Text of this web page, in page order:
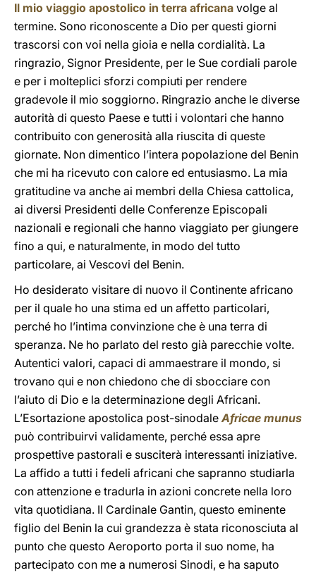
Il mio viaggio apostolico in terra africana volge al
termine. Sono riconoscente a Dio per questi giorni
trascorsi con voi nella gioia e nella cordialità. La
ringrazio, Signor Presidente, per le Sue cordiali parole
e per i molteplici sforzi compiuti per rendere
gradevole il mio soggiorno. Ringrazio anche le diverse
autorità di questo Paese e tutti i volontari che hanno
contribuito con generosità alla riuscita di queste
giornate. Non dimentico l’intera popolazione del Benin
che mi ha ricevuto con calore ed entusiasmo. La mia
gratitudine va anche ai membri della Chiesa cattolica,
ai diversi Presidenti delle Conferenze Episcopali
nazionali e regionali che hanno viaggiato per giungere
fino a qui, e naturalmente, in modo del tutto
particolare, ai Vescovi del Benin.
Ho desiderato visitare di nuovo il Continente africano
per il quale ho una stima ed un affetto particolari,
perché ho l’intima convinzione che è una terra di
speranza. Ne ho parlato del resto già parecchie volte.
Autentici valori, capaci di ammaestrare il mondo, si
trovano qui e non chiedono che di sbocciare con
l’aiuto di Dio e la determinazione degli Africani.
L’Esortazione apostolica post-sinodaleAfricae munus
può contribuirvi validamente, perché essa apre
prospettive pastorali e susciterà interessanti iniziative.
La affido a tutti i fedeli africani che sapranno studiarla
con attenzione e tradurla in azioni concrete nella loro
vita quotidiana. Il Cardinale Gantin, questo eminente
figlio del Benin la cui grandezza è stata riconosciuta al
punto che questo Aeroporto porta il suo nome, ha
partecipato con me a numerosi Sinodi, e ha saputo